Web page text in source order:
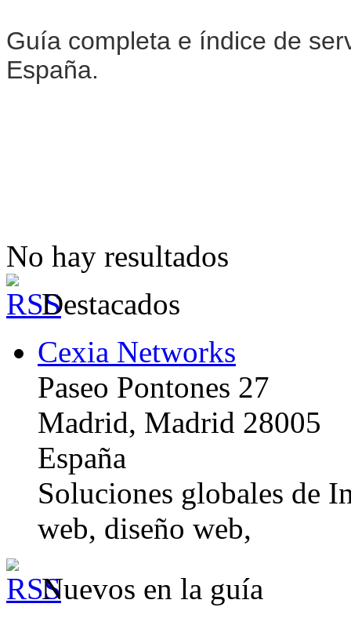
Guía completa e índice de
España.
No hay resultados
Destacados
Cexia Networks
Paseo Pontones 27
Madrid, Madrid 28005
España
Soluciones globales de
web, diseño web,
Nuevos en la guía